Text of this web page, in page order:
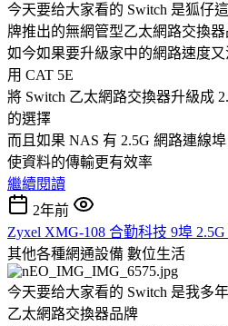
今天要给大家看的 Switch 是狐仔
牌推出的無網管型乙太網路交換
如今如果要升級家中的網路速度
用 CAT 5E
將 Switch 乙太網路交換器升級成
的選擇
而且如果 NAS 有 2.5G 網路連線
使資料的傳輸更有效率
繼續閱讀
2年前
Zyxel XMG-108 合勤科技 9埠
其他各種網通設備 數位生活
今天要给大家看的 Switch 是我多
乙太網路交換器品牌